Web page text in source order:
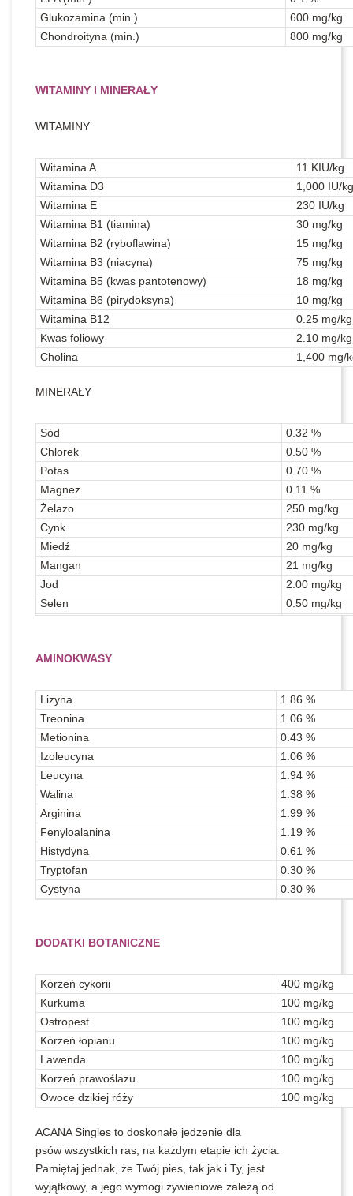
Glukozamina (min.)
600 mg/kg
Chondroityna (min.)
800 mg/kg
WITAMINY I MINERAŁY
WITAMINY
Witamina A
11 KIU/kg
Witamina D3
1,000 IU/kg
Witamina E
230 IU/kg
Witamina B1 (tiamina)
30 mg/kg
Witamina B2 (ryboflawina)
15 mg/kg
Witamina B3 (niacyna)
75 mg/kg
Witamina B5 (kwas pantotenowy)
18 mg/kg
Witamina B6 (pirydoksyna)
10 mg/kg
Witamina B12
0.25 mg/kg
Kwas foliowy
2.10 mg/kg
Cholina
1,400 mg/
MINERAŁY
Sód
0.32 %
Chlorek
0.50 %
Potas
0.70 %
Magnez
0.11 %
Żelazo
250 mg/kg
Cynk
230 mg/kg
Miedź
20 mg/kg
Mangan
21 mg/kg
Jod
2.00 mg/kg
Selen
0.50 mg/kg
AMINOKWASY
Lizyna
1.86 %
Treonina
1.06 %
Metionina
0.43 %
Izoleucyna
1.06 %
Leucyna
1.94 %
Walina
1.38 %
Arginina
1.99 %
Fenyloalanina
1.19 %
Histydyna
0.61 %
Tryptofan
0.30 %
Cystyna
0.30 %
DODATKI BOTANICZNE
Korzeń cykorii
400 mg/kg
Kurkuma
100 mg/kg
Ostropest
100 mg/kg
Korzeń łopianu
100 mg/kg
Lawenda
100 mg/kg
Korzeń prawoślazu
100 mg/kg
Owoce dzikiej róży
100 mg/kg
ACANA Singles to doskonałe jedzenie dla
psów wszystkich ras, na każdym etapie ich życia.
Pamiętaj jednak, że Twój pies, tak jak i Ty, jest
wyjątkowy, a jego wymogi żywieniowe zależą od